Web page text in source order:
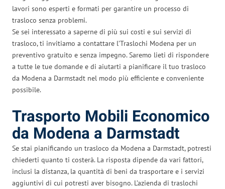
lavori sono esperti e formati per garantire un processo di
trasloco senza problemi.
Se sei interessato a saperne di più sui costi e sui servizi di
trasloco, ti invitiamo a contattare l’Traslochi Modena per un
preventivo gratuito e senza impegno. Saremo lieti di rispondere
a tutte le tue domande e di aiutarti a pianificare il tuo trasloco
da Modena a Darmstadt nel modo più efficiente e conveniente
possibile.
Trasporto Mobili Economico
da Modena a Darmstadt
Se stai pianificando un trasloco da Modena a Darmstadt, potresti
chiederti quanto ti costerà. La risposta dipende da vari fattori,
inclusi la distanza, la quantità di beni da trasportare e i servizi
aggiuntivi di cui potresti aver bisogno. L’azienda di traslochi